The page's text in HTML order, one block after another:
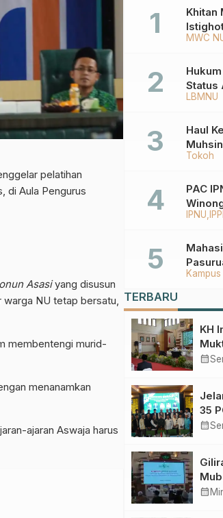
pelatihan
di Aula Pengurus
Asasiyang disusun
warga NU tetap bersatu,
membentengi murid-
menanamkan
ajaran Aswaja harus
MWC
Khitan
LBMNU
Status
Tokoh
Haul
IPNU
PAC
di MA
Kampus
di
TERBARU
KH
calendar_month
35
calendar_month
calendar_month